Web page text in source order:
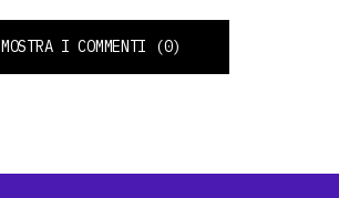
MOSTRA I COMMENTI (0)